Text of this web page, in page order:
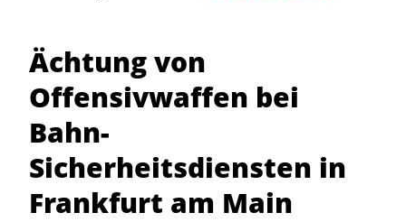
Ächtung von
Offensivwaffen bei
Bahn-
Sicherheitsdiensten in
Frankfurt am Main